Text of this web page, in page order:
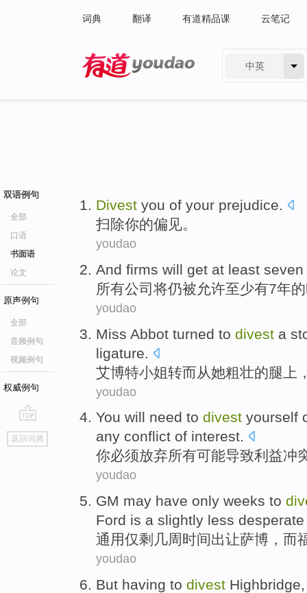
词典 翻译 有道精品课 云笔记
中英
双语例句
全部
口语
书面语
论文
原声例句
全部
音频例句
视频例句
权威例句
go
top
返回词典
Divest you of your prejudice.
扫除你的偏见。
youdao
And firms will get at least seven
所有公司 将仍被允许至少有7年
youdao
Miss Abbot turned to divest a
ligature
艾博特小姐转而从她粗壮的腿上
youdao
You will need to divest yourself
any conflict of interest.
你必须放弃所有可能导致利益冲
youdao
GM may have only weeks to
Ford is a slightly less
通用仅剩 几周时间出让萨博 ， 而
youdao
But having to divest Highbridge